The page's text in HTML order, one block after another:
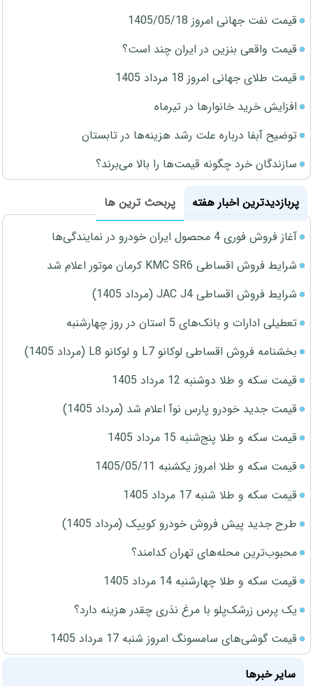
قیمت نفت جهانی امروز 1405/05/18
قیمت واقعی بنزین در ایران چند است؟
قیمت طلای جهانی امروز 18 مرداد 1405
افزایش خرید خانوارها در تیرماه
توضیح آبفا درباره علت رشد هزینه‌ها در تابستان
سازندگان خرد چگونه قیمت‌ها را بالا می‌برند؟
پربازدیدترین اخبار هفته
پربحث ترین ها
آغاز فروش فوری 4 محصول ایران خودرو در نمایندگی‌ها
شرایط فروش اقساطی KMC SR6 کرمان موتور اعلام شد
شرایط فروش اقساطی JAC J4 (مرداد 1405)
تعطیلی ادارات و بانک‌های 5 استان در روز چهارشنبه
بخشنامه فروش اقساطی لوکانو L7 و لوکانو L8 (مرداد 1405)
قیمت سکه و طلا دوشنبه 12 مرداد 1405
قیمت جدید خودرو پارس نوآ اعلام شد (مرداد 1405)
قیمت سکه و طلا پنج‌شنبه 15 مرداد 1405
قیمت سکه و طلا امروز یکشنبه 1405/05/11
قیمت سکه و طلا شنبه 17 مرداد 1405
طرح جدید پیش فروش خودرو کوییک (مرداد 1405)
محبوب‌ترین محله‌های تهران کدامند؟
قیمت سکه و طلا چهارشنبه 14 مرداد 1405
یک پرس زرشک‌پلو با مرغ نذری چقدر هزینه دارد؟
قیمت گوشی‌های سامسونگ امروز شنبه 17 مرداد 1405
سایر خبرها